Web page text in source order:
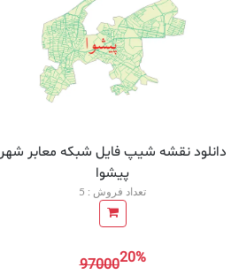
دانلود نقشه شیپ فایل شبکه معابر شهر
پیشوا
تعداد فروش : 5
9700020%